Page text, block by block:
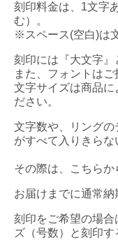
刻印料金は、1文字
む）。
※スペース(空白)は
刻印には『大文字』
また、フォントはご
文字サイズは商品に
ださい。
文字数や、リング
がすべて入りきらな
その際は、こちらか
お届けまでに通常納
刻印をご希望の場合
ズ（号数）と刻印す